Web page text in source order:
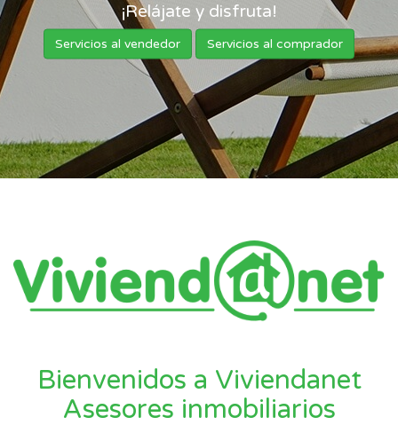
¡Relájate y disfruta!
Servicios al vendedor Servicios al comprador
Bienvenidos a Viviendanet
Asesores inmobiliarios